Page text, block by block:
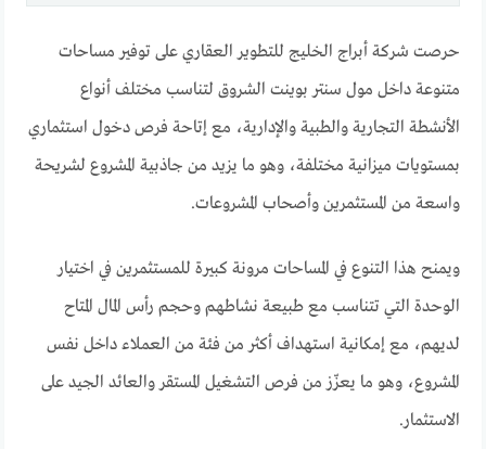
حرصت شركة أبراج الخليج للتطوير العقاري على توفير مساحات
متنوعة داخل مول سنتر بوينت الشروق لتناسب مختلف أنواع
الأنشطة التجارية والطبية والإدارية، مع إتاحة فرص دخول استثماري
بمستويات ميزانية مختلفة، وهو ما يزيد من جاذبية المشروع لشريحة
واسعة من المستثمرين وأصحاب المشروعات.
ويمنح هذا التنوع في المساحات مرونة كبيرة للمستثمرين في اختيار
الوحدة التي تتناسب مع طبيعة نشاطهم وحجم رأس المال المتاح
لديهم، مع إمكانية استهداف أكثر من فئة من العملاء داخل نفس
المشروع، وهو ما يعزّز من فرص التشغيل المستقر والعائد الجيد على
الاستثمار.